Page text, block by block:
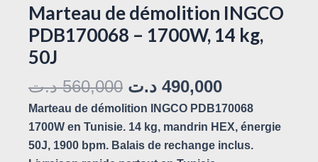
Marteau de démolition INGCO
PDB170068 – 1700W, 14 kg,
50J
560,000 د.ت 490,000 د.ت
Marteau de démolition INGCO PDB170068
1700W en Tunisie. 14 kg, mandrin HEX, énergie
50J, 1900 bpm. Balais de rechange inclus.